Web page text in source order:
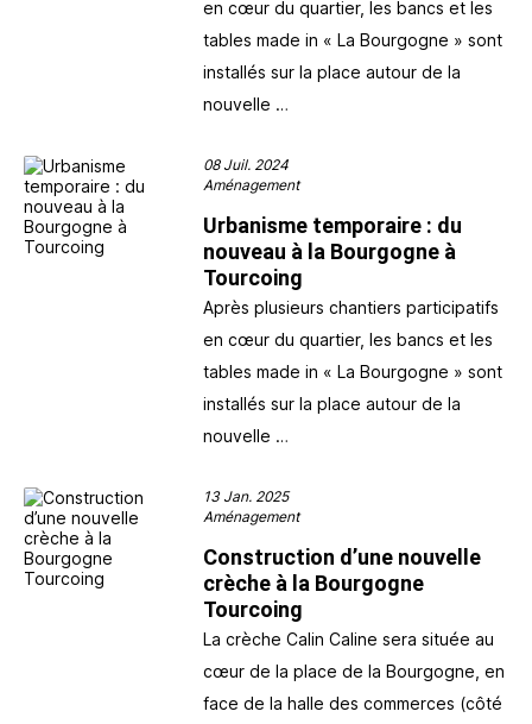
en cœur du quartier, les bancs et les
tables made in « La Bourgogne » sont
installés sur la place autour de la
nouvelle …
08 Juil. 2024
Aménagement
Urbanisme temporaire : du
nouveau à la Bourgogne à
Tourcoing
Après plusieurs chantiers participatifs
en cœur du quartier, les bancs et les
tables made in « La Bourgogne » sont
installés sur la place autour de la
nouvelle …
13 Jan. 2025
Aménagement
Construction d’une nouvelle
crèche à la Bourgogne
Tourcoing
La crèche Calin Caline sera située au
cœur de la place de la Bourgogne, en
face de la halle des commerces (côté